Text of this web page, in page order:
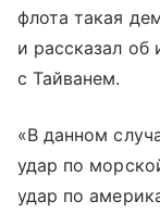
флота такая
и рассказал об
с Тайванем.
«В данном
удар по
удар по